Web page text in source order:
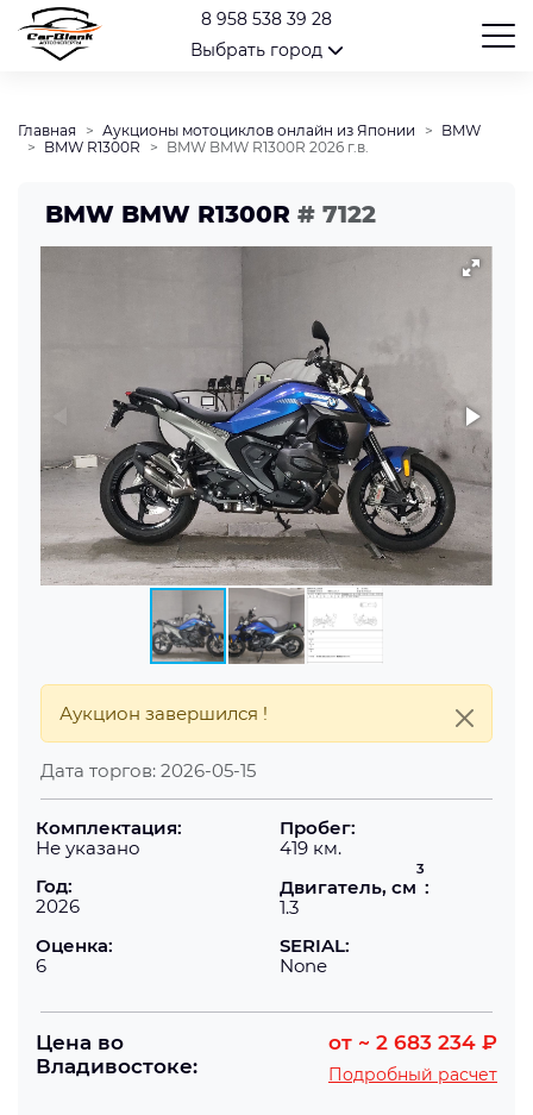
8 958 538 39 28
Выбрать город
Главная Аукционы мотоциклов онлайн из Японии
BMW
BMW R1300R
BMW BMW R1300R 2026 г.в.
BMW BMW R1300R # 7122
Аукцион завершился !
Дата торгов: 2026-05-15
Комплектация:
Не указано
Пробег:
419 км.
Год:
2026
Двигатель, см
3
:
1.3
Оценка:
6
SERIAL:
None
Цена во
Владивостоке:
от ~ 2 683 234 ₽
Подробный расчет